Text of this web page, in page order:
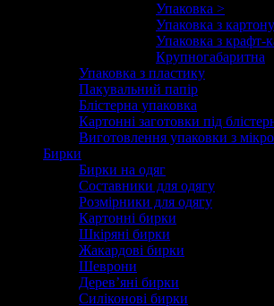
Упаковка >
Упаковка з
Упаковка з крафт-
Крупногабаритна
Упаковка з пластику
Пакувальний папір
Блістерна упаковка
Картонні заготовки під
Виготовлення упаковки з
Бирки
Бирки на одяг
Составники для одягу
Розмірники для одягу
Картонні бирки
Шкіряні бирки
Жакардові бирки
Шеврони
Дерев’яні бирки
Силіконові бирки